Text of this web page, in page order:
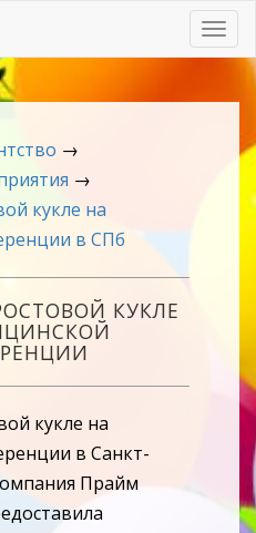
→
→
кукле на
в СПб
КУКЛЕ
кукле на
в Санкт-
Прайм